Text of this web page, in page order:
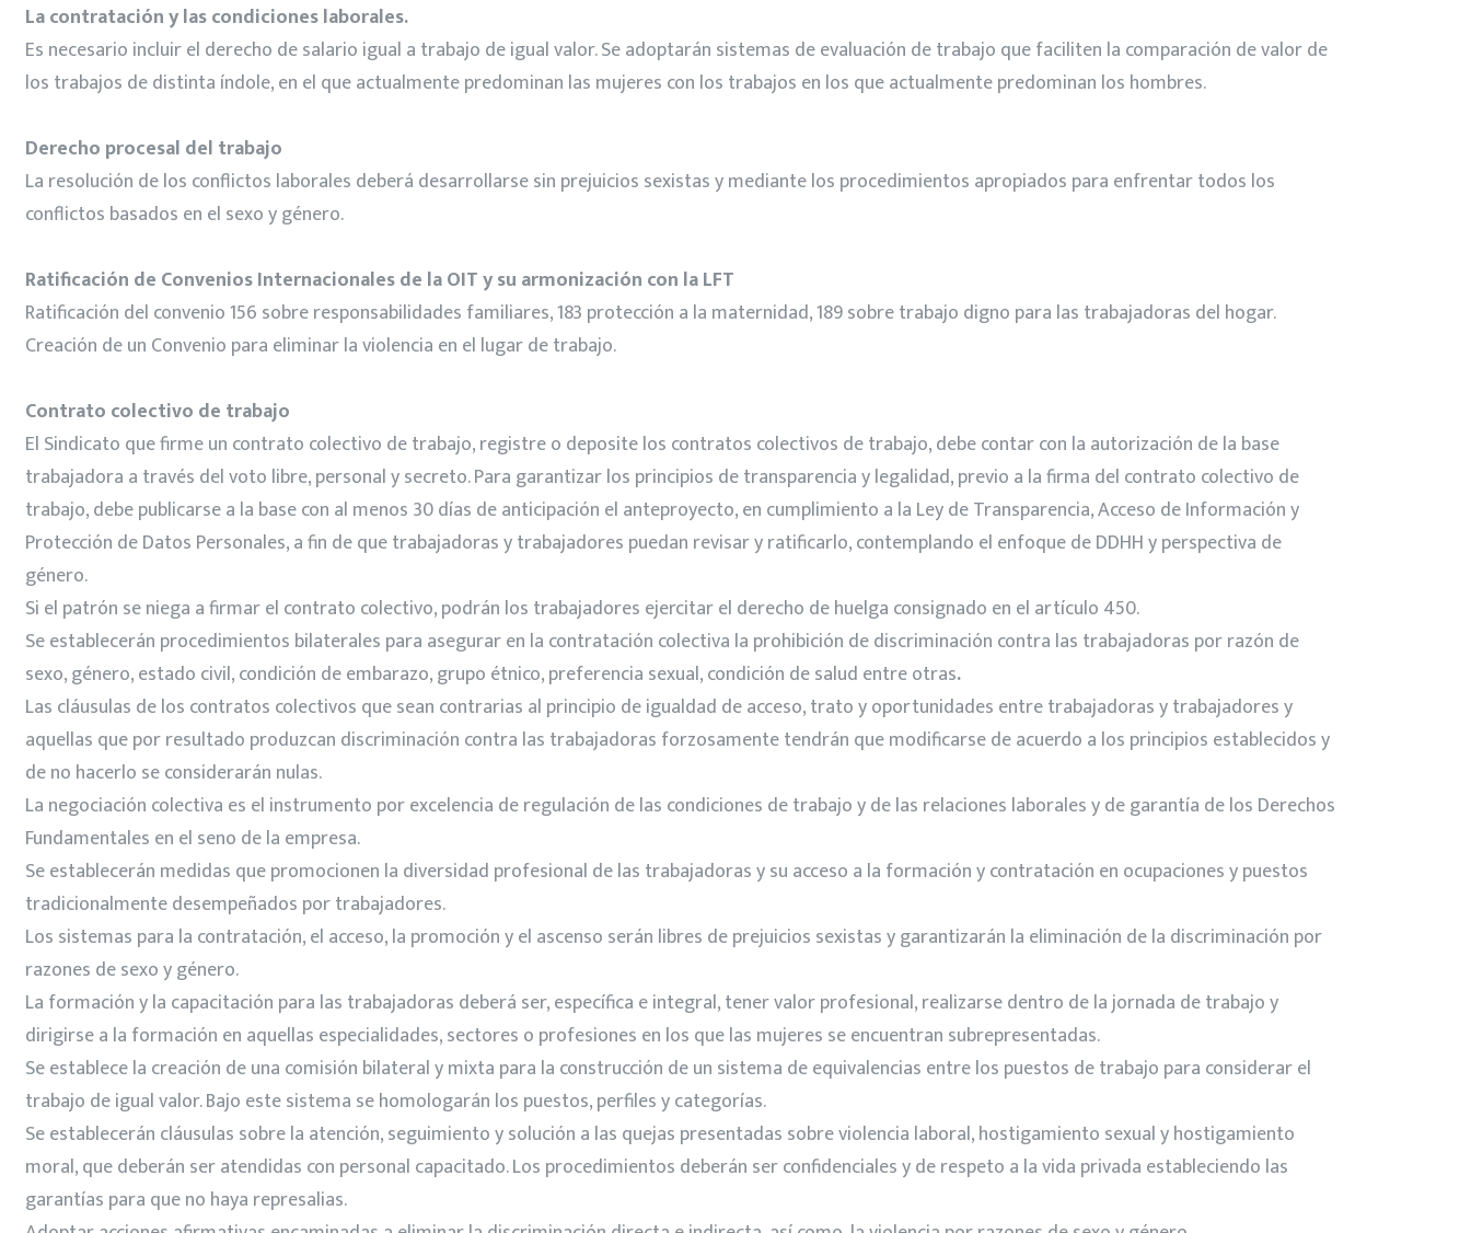
La contratación y las condiciones laborales.
Es necesario incluir el derecho de salario igual a trabajo de igual valor. Se adoptarán sistemas de evaluación de trabajo que faciliten la comparación de valor de
los trabajos de distinta índole, en el que actualmente predominan las mujeres con los trabajos en los que actualmente predominan los hombres.
Derecho procesal del trabajo
La resolución de los conflictos laborales deberá desarrollarse sin prejuicios sexistas y mediante los procedimientos apropiados para enfrentar todos los
conflictos basados en el sexo y género.
Ratificación de Convenios Internacionales de la OIT y su armonización con la LFT
Ratificación del convenio 156 sobre responsabilidades familiares, 183 protección a la maternidad, 189 sobre trabajo digno para las trabajadoras del hogar.
Creación de un Convenio para eliminar la violencia en el lugar de trabajo.
Contrato colectivo de trabajo
El Sindicato que firme un contrato colectivo de trabajo, registre o deposite los contratos colectivos de trabajo, debe contar con la autorización de la base
trabajadora a través del voto libre, personal y secreto. Para garantizar los principios de transparencia y legalidad, previo a la firma del contrato colectivo de
trabajo, debe publicarse a la base con al menos 30 días de anticipación el anteproyecto, en cumplimiento a la Ley de Transparencia, Acceso de Información y
Protección de Datos Personales, a fin de que trabajadoras y trabajadores puedan revisar y ratificarlo, contemplando el enfoque de DDHH y perspectiva de
género.
Si el patrón se niega a firmar el contrato colectivo, podrán los trabajadores ejercitar el derecho de huelga consignado en el artículo 450.
Se establecerán procedimientos bilaterales para asegurar en la contratación colectiva la prohibición de discriminación contra las trabajadoras por razón de
sexo, género, estado civil, condición de embarazo, grupo étnico, preferencia sexual, condición de salud entre otras.
Las cláusulas de los contratos colectivos que sean contrarias al principio de igualdad de acceso, trato y oportunidades entre trabajadoras y trabajadores y
aquellas que por resultado produzcan discriminación contra las trabajadoras forzosamente tendrán que modificarse de acuerdo a los principios establecidos y
de no hacerlo se considerarán nulas.
La negociación colectiva es el instrumento por excelencia de regulación de las condiciones de trabajo y de las relaciones laborales y de garantía de los Derechos
Fundamentales en el seno de la empresa.
Se establecerán medidas que promocionen la diversidad profesional de las trabajadoras y su acceso a la formación y contratación en ocupaciones y puestos
tradicionalmente desempeñados por trabajadores.
Los sistemas para la contratación, el acceso, la promoción y el ascenso serán libres de prejuicios sexistas y garantizarán la eliminación de la discriminación por
razones de sexo y género.
La formación y la capacitación para las trabajadoras deberá ser, específica e integral, tener valor profesional, realizarse dentro de la jornada de trabajo y
dirigirse a la formación en aquellas especialidades, sectores o profesiones en los que las mujeres se encuentran subrepresentadas.
Se establece la creación de una comisión bilateral y mixta para la construcción de un sistema de equivalencias entre los puestos de trabajo para considerar el
trabajo de igual valor. Bajo este sistema se homologarán los puestos, perfiles y categorías.
Se establecerán cláusulas sobre la atención, seguimiento y solución a las quejas presentadas sobre violencia laboral, hostigamiento sexual y hostigamiento
moral, que deberán ser atendidas con personal capacitado. Los procedimientos deberán ser confidenciales y de respeto a la vida privada estableciendo las
garantías para que no haya represalias.